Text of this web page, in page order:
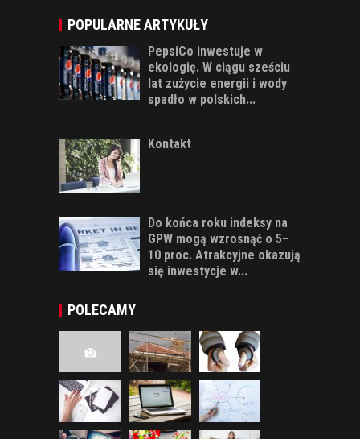
POPULARNE ARTYKUŁY
PepsiCo inwestuje w
ekologię. W ciągu sześciu
lat zużycie energii i wody
spadło w polskich...
Kontakt
Do końca roku indeksy na
GPW mogą wzrosnąć o 5–
10 proc. Atrakcyjne okazują
się inwestycje w...
POLECAMY